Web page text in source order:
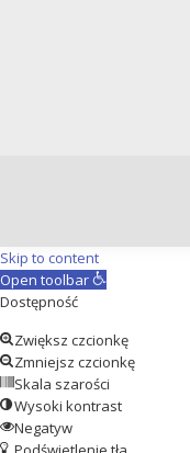
Skip to content
Open toolbar
Dostępność
Zwiększ czcionkę
Zmniejsz czcionkę
Skala szarości
Wysoki kontrast
Negatyw